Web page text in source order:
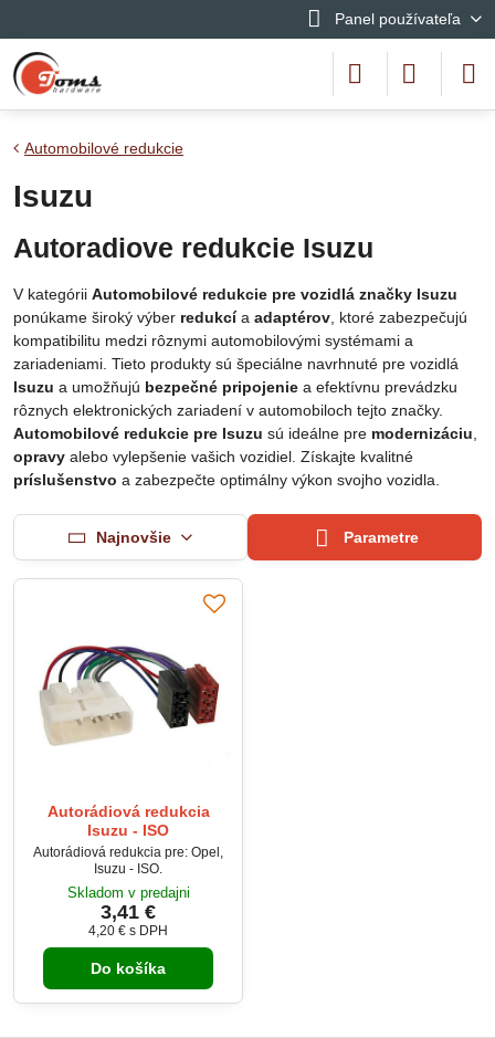
Panel používateľa
Automobilové redukcie
Isuzu
Autoradiove redukcie Isuzu
V kategórii Automobilové redukcie pre vozidlá značky Isuzu
ponúkame široký výber redukcía adaptérov , ktoré zabezpečujú
kompatibilitu medzi rôznymi automobilovými systémami a
zariadeniami. Tieto produkty sú špeciálne navrhnuté pre vozidlá
Isuzu a umožňujú bezpečné pripojenie a efektívnu prevádzku
rôznych elektronických zariadení v automobiloch tejto značky.
Automobilové redukcie pre Isuzu sú ideálne pre modernizáciu
opravy alebo vylepšenie vašich vozidiel. Získajte kvalitné
príslušenstvo a zabezpečte optimálny výkon svojho vozidla.
Najnovšie Parametre
Autorádiová redukcia
Isuzu - ISO
Autorádiová redukcia pre: Opel,
Isuzu - ISO.
Skladom v predajni
3,41 €
4,20 € s DPH
Do košíka